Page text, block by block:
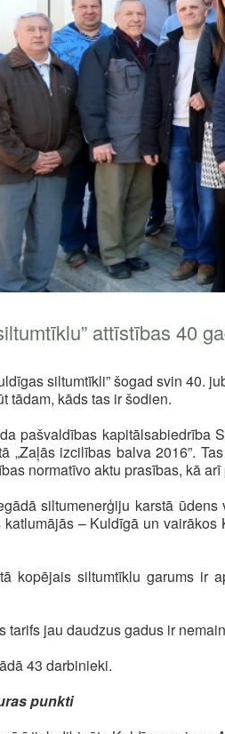
attīstības 40
siltumtīkli” šogad svin 40.
tādam, kāds tas ir šodien.
pašvaldības kapitālsabiedrība
„Zaļās izcilības balva 2016”.
normatīvo aktu prasības, kā
siltumenerģiju karstā
katlumājās – Kuldīgā un
kopējais siltumtīklu garums ir
tarifs jau daudzus gadus ir
43 darbinieki.
punkti